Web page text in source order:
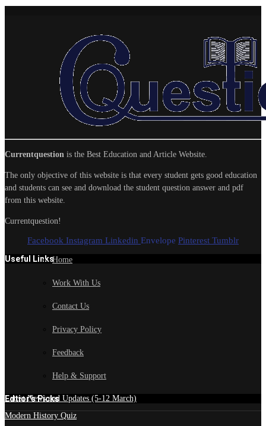
Currentquestion is the Best Education and Article Website.
The only objective of this website is that every student gets good education
and students can see and download the student question answer and pdf
from this website.
Currentquestion!
Facebook Instagram Linkedin Envelope Pinterest Tumblr
Useful LinksHome
Work With Us
Contact Us
Privacy Policy
Feedback
Help & Support
Edtior's Picks
Latest News and Updates (5-12 March)
Modern History Quiz